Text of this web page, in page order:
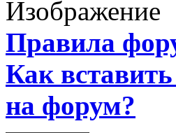
Правила
Как
на форум?